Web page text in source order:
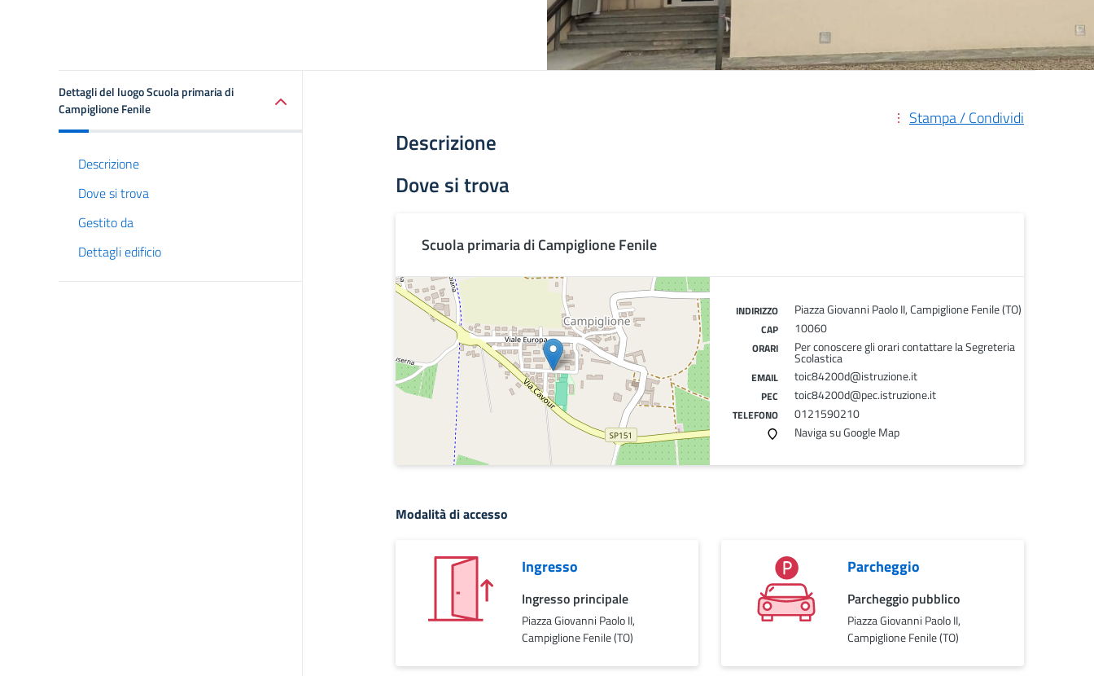
Dettagli del luogo Scuola primaria di
Campiglione Fenile
Descrizione
Dove si trova
Gestito da
Dettagli edificio
Stampa / Condividi
Descrizione
Dove si trova
Scuola primaria di Campiglione Fenile
INDIRIZZO Piazza Giovanni Paolo II, Campiglione Fenile (TO)
CAP 10060
ORARI Per conoscere gli orari contattare la Segreteria
Scolastica
EMAIL toic84200d@istruzione.it
PEC toic84200d@pec.istruzione.it
TELEFONO
0121590210
Naviga su Google Map
Modalità di accesso
Ingresso
Ingresso principale
Piazza Giovanni Paolo II,
Campiglione Fenile (TO)
Parcheggio
Parcheggio pubblico
Piazza Giovanni Paolo II,
Campiglione Fenile (TO)